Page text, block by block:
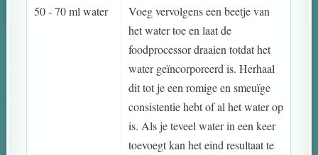
50 - 70 ml water
Voeg vervolgens een beetje van
het water toe en laat de
foodprocessor draaien totdat het
water geïncorporeerd is. Herhaal
dit tot je een romige en smeuïge
consistentie hebt of al het water op
is. Als je teveel water in een keer
toevoegt kan het eind resultaat te